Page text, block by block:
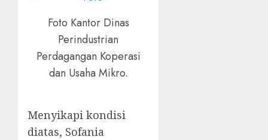
Foto Kantor Dinas
Perindustrian
Perdagangan Koperasi
dan Usaha Mikro.
Menyikapi kondisi
diatas, Sofania